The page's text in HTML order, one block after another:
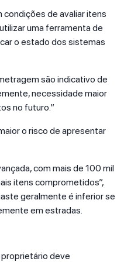
de avaliar itens
uma ferramenta de
o estado dos sistemas
são indicativo de
necessidade maior
no futuro.”
o risco de apresentar
com mais de 100 mil
itens comprometidos”,
geralmente é inferior se
em estradas.
deve